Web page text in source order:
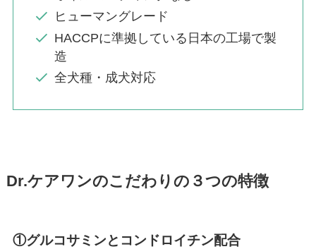
ヒューマングレード
HACCPに準拠している日本の工場で製
造
全犬種・成犬対応
Dr.ケアワンのこだわりの３つの特徴
①グルコサミンとコンドロイチン配合